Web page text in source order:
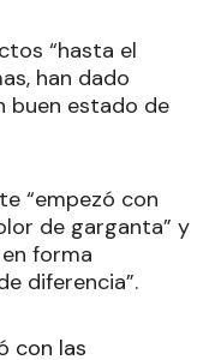
“hasta el
han dado
buen estado de
“empezó con
de garganta” y
forma
diferencia”.
con las